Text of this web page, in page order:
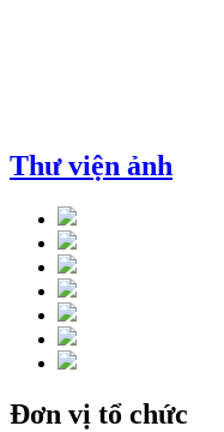
Thư viện ảnh
Đơn vị tổ chức